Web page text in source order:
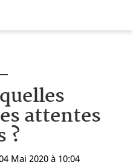
attentes
?
Mai 2020 à 10:04